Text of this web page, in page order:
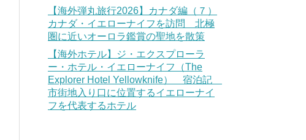
【海外弾丸旅行2026】カナダ編（７）
カナダ・イエローナイフを訪問 北極
圏に近いオーロラ鑑賞の聖地を散策
【海外ホテル】ジ・エクスプローラ
ー・ホテル・イエローナイフ（The
Explorer Hotel Yellowknife） 宿泊記
市街地入り口に位置するイエローナイ
フを代表するホテル